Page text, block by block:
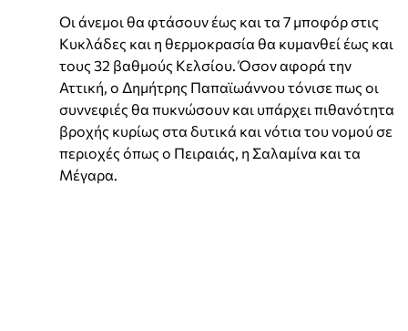
Οι άνεμοι θα φτάσουν έως και τα 7 μποφόρ στις
Κυκλάδες και η θερμοκρασία θα κυμανθεί έως και
τους 32 βαθμούς Κελσίου. Όσον αφορά την
Αττική, ο Δημήτρης Παπαϊωάννου τόνισε πως οι
συννεφιές θα πυκνώσουν και υπάρχει πιθανότητα
βροχής κυρίως στα δυτικά και νότια του νομού σε
περιοχές όπως ο Πειραιάς, η Σαλαμίνα και τα
Μέγαρα.